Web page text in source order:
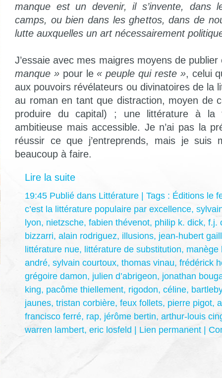
manque est un devenir, il s’invente, dans
camps, ou bien dans les ghettos, dans de
lutte auxquelles un art nécessairement
J’essaie avec mes maigres moyens de
manque »pour le « peuple qui reste », celui
aux pouvoirs révélateurs ou divinatoires de la
au roman en tant que distraction, moyen de
produire du capital) ; une littérature à la
ambitieuse mais accessible. Je n’ai pas la
réussir ce que j’entreprends, mais je suis
beaucoup à faire.
Lire la suite
19:45 Publié dans Littérature | Tags : Éditions le
c’est la littérature populaire par excellence,
lyon, nietzsche, fabien thévenot, philip k. dick, f.j.
bizzarri, alain rodriguez, illusions, jean-hubert
littérature nue, littérature de substitution, manège
andré, sylvain courtoux, thomas vinau, frédérick
grégoire damon, julien d’abrigeon, jonathan
king, pacôme thiellement, rigodon, céline, bartleby
jaunes, tristan corbière, feux follets, pierre pigot,
francisco ferré, rap, jérôme bertin, arthur-louis
warren lambert, eric losfeld | Lien permanent |